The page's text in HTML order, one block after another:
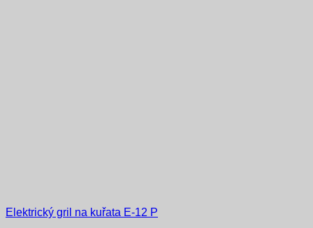
Elektrický gril na kuřata E-12 P